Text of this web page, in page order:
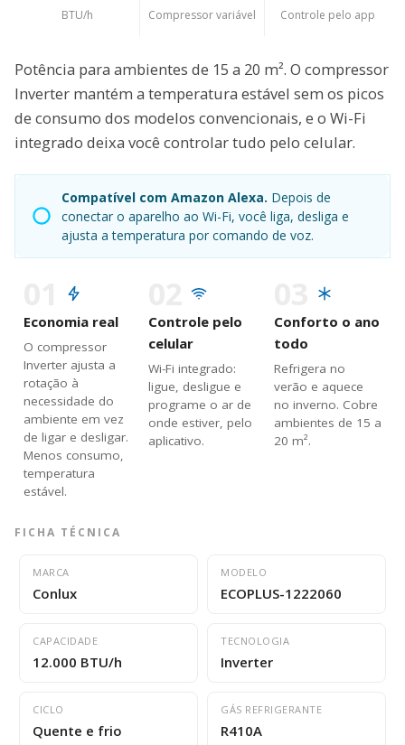
BTU/h Compressor variável Controle pelo app
Potência para ambientes de 15 a 20 m². O compressor
Inverter mantém a temperatura estável sem os picos
de consumo dos modelos convencionais, e o Wi-Fi
integrado deixa você controlar tudo pelo celular.
Compatível com Amazon Alexa. Depois de
conectar o aparelho ao Wi-Fi, você liga, desliga e
ajusta a temperatura por comando de voz.
Economia real
O compressor
Inverter ajusta a
rotação à
necessidade do
ambiente em vez
de ligar e desligar.
Menos consumo,
temperatura
estável.
Controle pelo
celular
Wi-Fi integrado:
ligue, desligue e
programe o ar de
onde estiver, pelo
aplicativo.
Conforto o ano
todo
Refrigera no
verão e aquece
no inverno. Cobre
ambientes de 15 a
20 m².
FICHA TÉCNICA
MARCA
Conlux
MODELO
ECOPLUS-1222060
CAPACIDADE
12.000 BTU/h
TECNOLOGIA
Inverter
CICLO
Quente e frio
GÁS REFRIGERANTE
R410A